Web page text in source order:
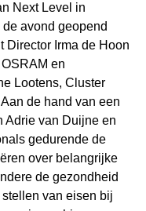
Next Level in
avond geopend
Director Irma de Hoon
en
Lootens, Cluster
de hand van een
Adrie van Duijne en
gedurende de
over belangrijke
de gezondheid
van eisen bij